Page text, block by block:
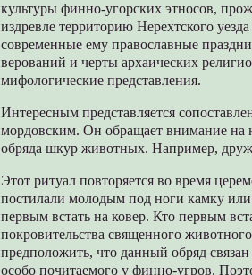
культуры финно-угорских этносов,
издревле территорию Нерехтского
современные ему православные
верований и черты архаических
мифологические представления.
Интересным представляется
мордовским. Он обращает внимание на
обряда шкур животных. Например,
Этот ритуал повторяется во время
постилали молодым под ноги камку
первым встать на ковер. Кто первым
покровительства священного
предположить, что данный обряд
особо почитаемого у финно-угров.